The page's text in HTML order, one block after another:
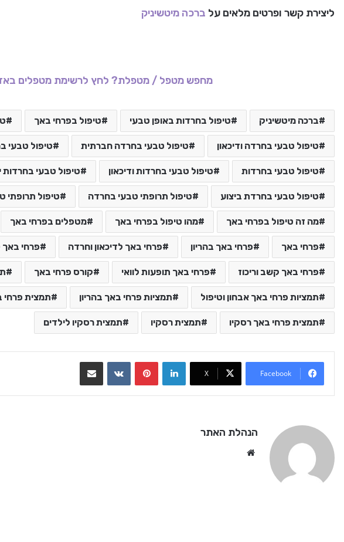
ליצירת קשר ופרטים מלאים על ברכה מיטשיניק
מחפש מטפל / מטפלת? לחץ לרשימת מטפלים
ברכה מיטשיניק טיפול בחרדות באופן טבעי טיפול בפרחי באך
טיפול טבעי בחרדה ודיכאון טיפול טבעי בחרדה חברתית טיפול טבעי
טיפול טבעי בחרדות טיפול טבעי בחרדות ודיכאון טיפול טבעי בחרדות
טיפול טבעי בחרדת ביצוע טיפול תרופתי טבעי בחרדה טיפול תרופתי
מה זה טיפול בפרחי באך מהו טיפול בפרחי באך מטפלים בפרחי באך
פרחי באך פרחי באך בהריון פרחי באך לדיכאון וחרדה פרחי באך
פרחי באך קשב וריכוז פרחי באך תופעות לוואי קורס פרחי באך
תמציות פרחי באך אבחון וטיפול תמציות פרחי באך בהריון תמצית פרחי
תמצית פרחי באך רסקיו תמצית רסקיו תמצית רסקיו לילדים
Facebook
X
LinkedIn
Pinterest
VKontakte שתף בדואר אלקטרוני
הנהלת האתר